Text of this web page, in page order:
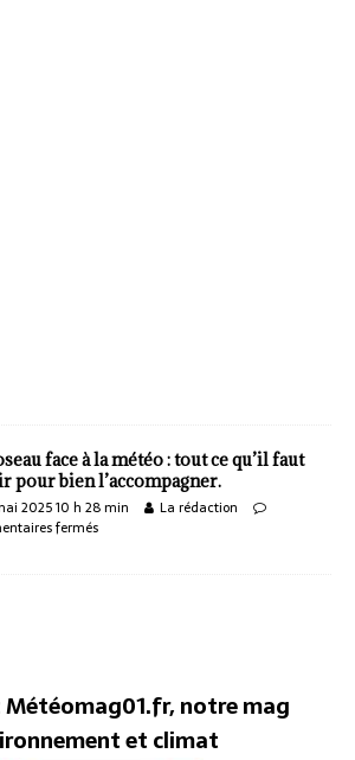
face à la météo : tout ce qu’il faut
pour bien l’accompagner.
2025 10 h 28 min
La rédaction
fermés
Météomag01.fr, notre mag
et climat